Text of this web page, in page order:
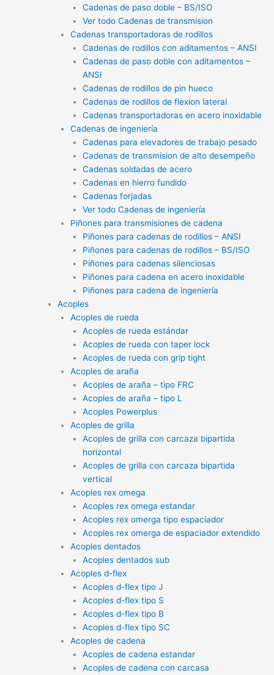
Cadenas de paso doble – BS/ISO
Ver todo Cadenas de transmision
Cadenas transportadoras de rodillos
Cadenas de rodillos con aditamentos – ANSI
Cadenas de paso doble con aditamentos –
ANSI
Cadenas de rodillos de pin hueco
Cadenas de rodillos de flexion lateral
Cadenas transportadoras en acero inoxidable
Cadenas de ingeniería
Cadenas para elevadores de trabajo pesado
Cadenas de transmision de alto desempeño
Cadenas soldadas de acero
Cadenas en hierro fundido
Cadenas forjadas
Ver todo Cadenas de ingeniería
Piñones para transmisiones de cadena
Piñones para cadenas de rodillos – ANSI
Piñones para cadenas de rodillos – BS/ISO
Piñones para cadenas silenciosas
Piñones para cadena en acero inoxidable
Piñones para cadena de ingeniería
Acoples
Acoples de rueda
Acoples de rueda estándar
Acoples de rueda con taper lock
Acoples de rueda con grip tight
Acoples de araña
Acoples de araña – tipo FRC
Acoples de araña – tipo L
Acoples Powerplus
Acoples de grilla
Acoples de grilla con carcaza bipartida
horizontal
Acoples de grilla con carcaza bipartida
vertical
Acoples rex omega
Acoples rex omega estandar
Acoples rex omerga tipo espaciador
Acoples rex omerga de espaciador extendido
Acoples dentados
Acoples dentados sub
Acoples d-flex
Acoples d-flex tipo J
Acoples d-flex tipo S
Acoples d-flex tipo B
Acoples d-flex tipo SC
Acoples de cadena
Acoples de cadena estandar
Acoples de cadena con carcasa